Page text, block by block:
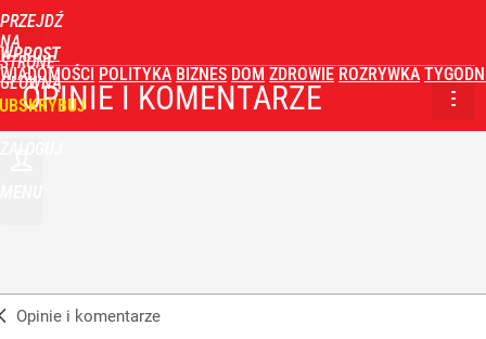
PRZEJDŹ
NA
STRONĘ
GŁÓWNĄ
WPROST
WIADOMOŚCI POLITYKA BIZNES DOM ZDROWIE ROZRYWKA
OPINIE I KOMENTARZE
Opinie i komentarze